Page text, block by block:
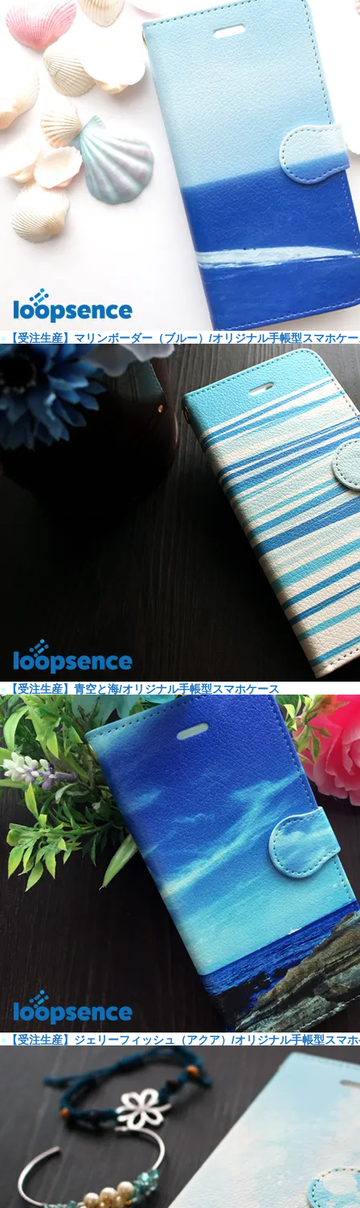
● 【受注生産】マリンボーダー（ブルー）/オリジナル手帳型スマホケ
● 【受注生産】青空と海/オリジナル手帳型スマホケース
● 【受注生産】ジェリーフィッシュ（アクア）/オリジナル手帳型スマ